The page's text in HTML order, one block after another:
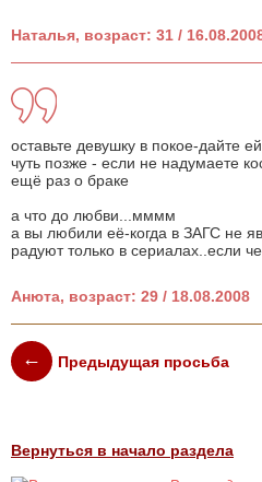
Наталья, возраст: 31 /
оставьте девушку в покое-дайте
чуть позже - если не надумаете
ещё раз о браке
а что до любви...мммм
а вы любили её-когда в ЗАГС не
радуют только в сериалах..если
Анюта, возраст: 29 / 18.08.2008
Предыдущая просьба
Вернуться в начало раздела